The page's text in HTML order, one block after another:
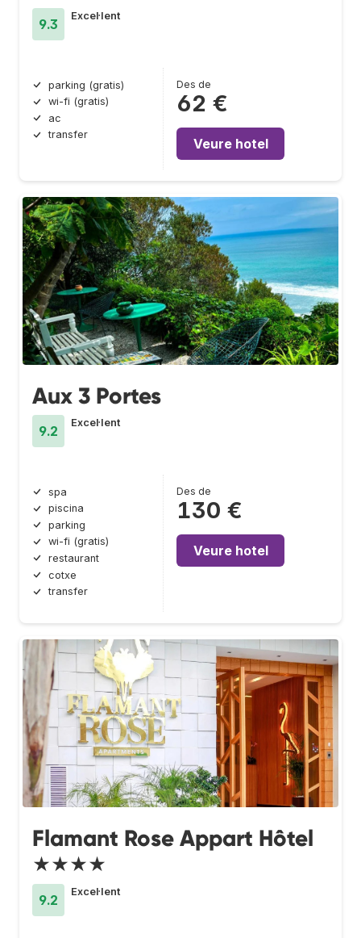
9.3
Excel·lent
parking (gratis)
wi-fi (gratis)
ac
transfer
Des de
62 €
Veure hotel
Aux 3 Portes
9.2
Excel·lent
spa
piscina
parking
wi-fi (gratis)
restaurant
cotxe
transfer
Des de
130 €
Veure hotel
Flamant Rose Appart Hôtel
★★★★
9.2
Excel·lent